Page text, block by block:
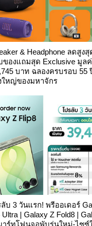
& Headphone ลดสูงสุ
ของแถมสุด Exclusive มูล
บาท ฉลองครบรอบ 55
ใหญ่ของมหาจักร
บ 3 วันแรก! พรีออเดอร์
Ultra | Galaxy Z Fold8 |
าร์ทโฟนจอพับรุ่นใหม่-ไซซ์